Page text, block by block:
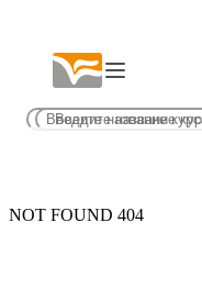
NOT FOUND 404